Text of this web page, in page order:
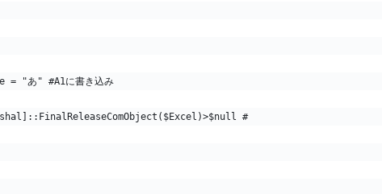
"あ" #A1に書き込み
#